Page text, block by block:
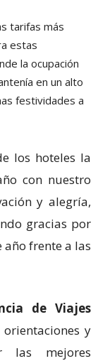
tarifas más
estas
la ocupación
en un alto
festividades a
los hoteles la
con nuestro
y alegría,
gracias por
año frente a las
de Viajes
y
las mejores